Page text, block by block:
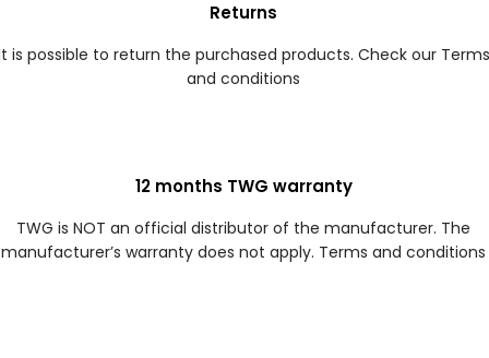
Returns
is possible to return the purchased products. Check our Terms
and conditions
12 months TWG warranty
TWG is NOT an official distributor of the manufacturer. The
manufacturer’s warranty does not apply. Terms and conditions